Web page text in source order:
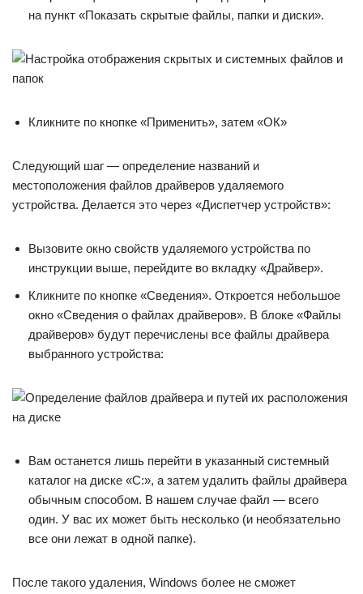
на пункт «Показать скрытые файлы, папки и диски».
Кликните по кнопке «Применить», затем «ОК»
Следующий шаг — определение названий и
местоположения файлов драйверов удаляемого
устройства. Делается это через «Диспетчер устройств»:
Вызовите окно свойств удаляемого устройства по
инструкции выше, перейдите во вкладку «Драйвер».
Кликните по кнопке «Сведения». Откроется небольшое
окно «Сведения о файлах драйверов». В блоке «Файлы
драйверов» будут перечислены все файлы драйвера
выбранного устройства:
Вам останется лишь перейти в указанный системный
каталог на диске «C:», а затем удалить файлы драйвера
обычным способом. В нашем случае файл — всего
один. У вас их может быть несколько (и необязательно
все они лежат в одной папке).
После такого удаления, Windows более не сможет